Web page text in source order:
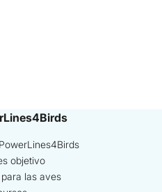
objetivo
las aves